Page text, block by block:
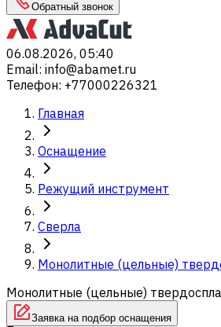
Обратный звонок
06.08.2026, 05:40
Email: info@abamet.ru
Телефон: +77000226321
Главная
Оснащение
Режущий инструмент
Сверла
Монолитные (цельные)
Монолитные (цельные)
Заявка на подбор оснащения